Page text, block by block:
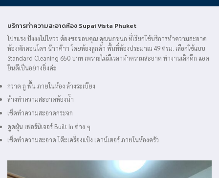
บริการทำความสะอาดห้อง Supai Vista Phuket
โปรแรง ปังงงไม่ไหวว ต้องขอขอบคุณ คุณนภชนก ที่เรียกใช้บริการทำความสะอาด
ห้องพักคอนโดฯ น๊าาค๊าา โดยห้องลูกค้า พื้นที่ห้องประมาณ 49 ตรม. เลือกใช้แบบ
Standard Cleaning 650 บาท เพราะไม่มีเวลาทำความสะอาด ทำงานเลิกดึก แอด
ยินดีเป็นอย่างยิ่งค่ะ
กวาด ถู พื้น ภายในห้อง ล้างระเบียง
ล้างทำความสะอาดห้องน้ำ
เช็ดทำความสะอาดกระจก
ดูดฝุ่น เฟอร์นิเจอร์ Built In ต่าง ๆ
เช็ดทำความสะอาด โต๊ะเครื่องแป้ง เคาน์เตอร์ ภายในห้องครัว